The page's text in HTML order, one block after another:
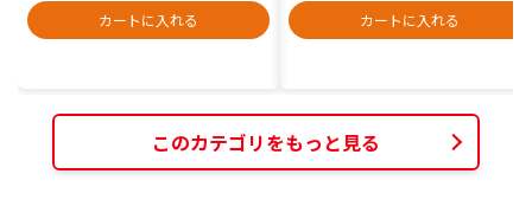
カートに入れる
カートに入れる
このカテゴリをもっと見る